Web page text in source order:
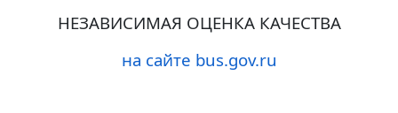
НЕЗАВИСИМАЯ ОЦЕНКА КАЧЕСТВА
на сайте bus.gov.ru